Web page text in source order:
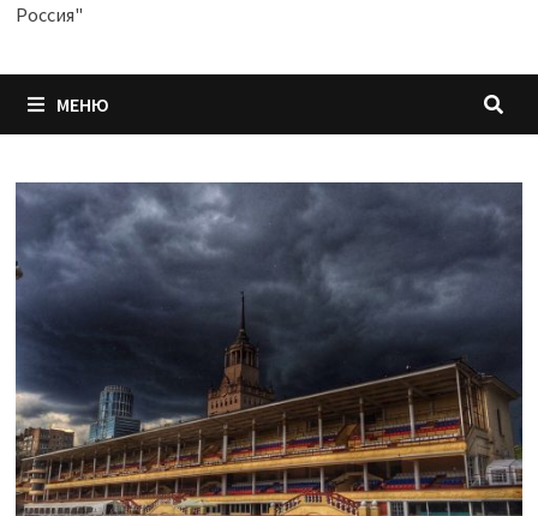
Россия"
МЕНЮ